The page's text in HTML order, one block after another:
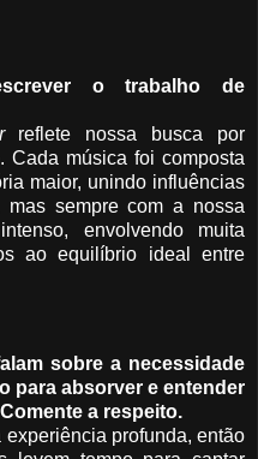
o trabalho de
reflete nossa busca por
Cada música foi composta
maior, unindo influências
sempre com a nossa
envolvendo muita
ao equilíbrio ideal entre
sobre a necessidade
para absorver e entender
a respeito.
profunda, então